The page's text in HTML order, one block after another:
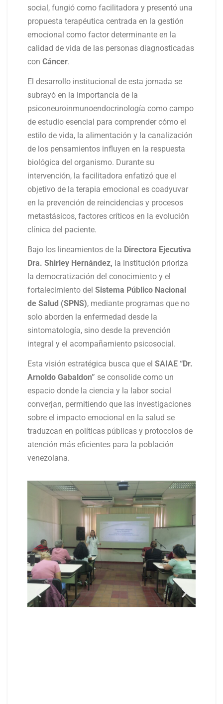
social, fungió como facilitadora y presentó una
propuesta terapéutica centrada en la gestión
emocional como factor determinante en la
calidad de vida de las personas diagnosticadas
con Cáncer.
El desarrollo institucional de esta jornada se
subrayó en la importancia de la
psiconeuroinmunoendocrinología como campo
de estudio esencial para comprender cómo el
estilo de vida, la alimentación y la canalización
de los pensamientos influyen en la respuesta
biológica del organismo. Durante su
intervención, la facilitadora enfatizó que el
objetivo de la terapia emocional es coadyuvar
en la prevención de reincidencias y procesos
metastásicos, factores críticos en la evolución
clínica del paciente.
Bajo los lineamientos de la Directora Ejecutiva
Dra. Shirley Hernández, la institución prioriza
la democratización del conocimiento y el
fortalecimiento del Sistema Público Nacional
de Salud (SPNS), mediante programas que no
solo aborden la enfermedad desde la
sintomatología, sino desde la prevención
integral y el acompañamiento psicosocial.
Esta visión estratégica busca que el SAIAE “Dr.
Arnoldo Gabaldon” se consolide como un
espacio donde la ciencia y la labor social
converjan, permitiendo que las investigaciones
sobre el impacto emocional en la salud se
traduzcan en políticas públicas y protocolos de
atención más eficientes para la población
venezolana.